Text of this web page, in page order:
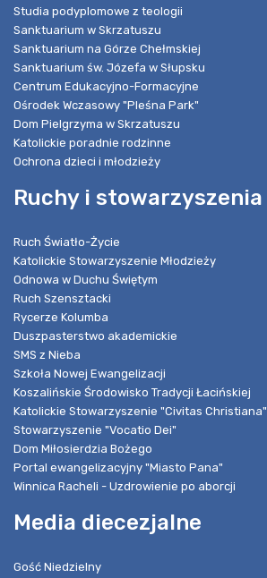
Studia podyplomowe z teologii
Sanktuarium w Skrzatuszu
Sanktuarium na Górze Chełmskiej
Sanktuarium św. Józefa w Słupsku
Centrum Edukacyjno-Formacyjne
Ośrodek Wczasowy "Pleśna Park"
Dom Pielgrzyma w Skrzatuszu
Katolickie poradnie rodzinne
Ochrona dzieci i młodzieży
Ruchy i stowarzyszenia
Ruch Światło-Życie
Katolickie Stowarzyszenie Młodzieży
Odnowa w Duchu Świętym
Ruch Szensztacki
Rycerze Kolumba
Duszpasterstwo akademickie
SMS z Nieba
Szkoła Nowej Ewangelizacji
Koszalińskie Środowisko Tradycji Łacińskiej
Katolickie Stowarzyszenie "Civitas Christiana"
Stowarzyszenie "Vocatio Dei"
Dom Miłosierdzia Bożego
Portal ewangelizacyjny "Miasto Pana"
Winnica Racheli - Uzdrowienie po aborcji
Media diecezjalne
Gość Niedzielny